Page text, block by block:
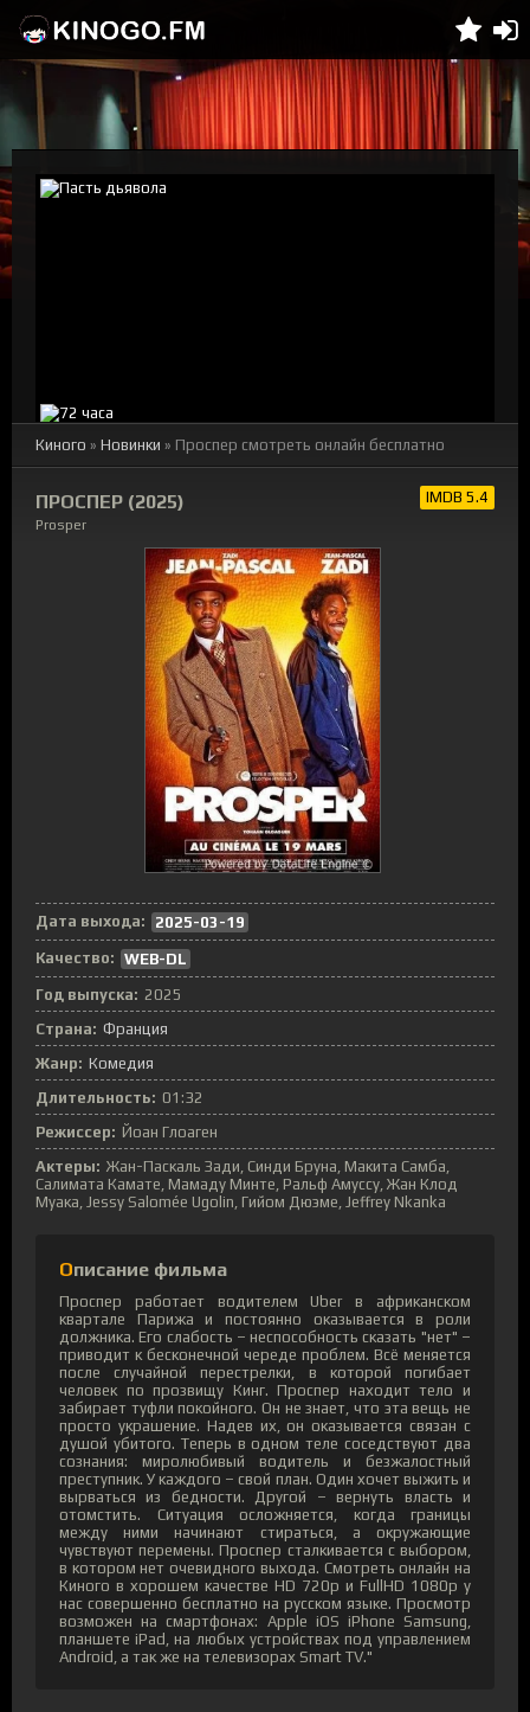
Киного » Новинки » Проспер смотреть онлайн бесплатно
ПРОСПЕР (2025)
Prosper
IMDB 5.4
Дата выхода:
2025-03-19
Качество: WEB-DL
Год выпуска: 2025
Страна: Франция
Жанр: Комедия
Длительность: 01:32
Режиссер: Йоан Глоаген
Актеры: Жан-Паскаль Зади, Синди Бруна, Макита Самба,
Салимата Камате, Мамаду Минте, Ральф Амуссу, Жан Клод
Муака, Jessy Salomée Ugolin, Гийом Дюэме, Jeffrey Nkanka
Описание фильма
Проспер работает водителем Uber в африканском
квартале Парижа и постоянно оказывается в роли
должника. Его слабость – неспособность сказать "нет" –
приводит к бесконечной череде проблем. Всё меняется
после случайной перестрелки, в которой погибает
человек по прозвищу Кинг. Проспер находит тело и
забирает туфли покойного. Он не знает, что эта вещь не
просто украшение. Надев их, он оказывается связан с
душой убитого. Теперь в одном теле соседствуют два
сознания: миролюбивый водитель и безжалостный
преступник. У каждого – свой план. Один хочет выжить и
вырваться из бедности. Другой – вернуть власть и
отомстить. Ситуация осложняется, когда границы
между ними начинают стираться, а окружающие
чувствуют перемены. Проспер сталкивается с выбором,
в котором нет очевидного выхода. Смотреть онлайн на
Киного в хорошем качестве HD 720p и FullHD 1080p у
нас совершенно бесплатно на русском языке. Просмотр
возможен на смартфонах: Apple iOS iPhone Samsung,
планшете iPad, на любых устройствах под управлением
Android, а так же на телевизорах Smart TV."